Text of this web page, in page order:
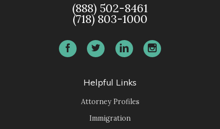
(888) 502-8461
(718) 803-1000
Helpful Links
Attorney Profiles
Immigration